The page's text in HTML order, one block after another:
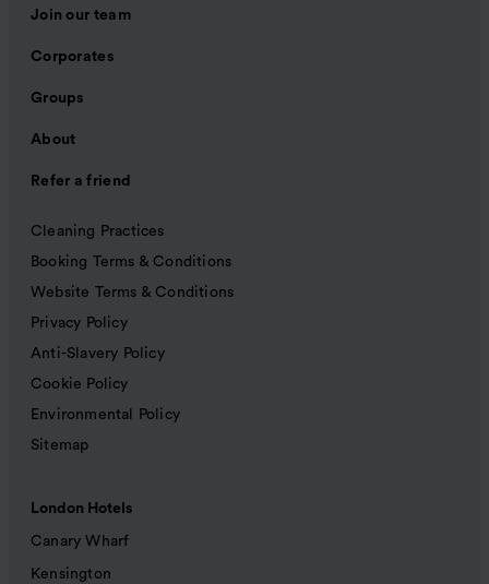
Join our team
Corporates
Groups
About
Refer a friend
Cleaning Practices
Booking Terms & Conditions
Website Terms & Conditions
Privacy Policy
Anti-Slavery Policy
Cookie Policy
Environmental Policy
Sitemap
London Hotels
Canary Wharf
Kensington